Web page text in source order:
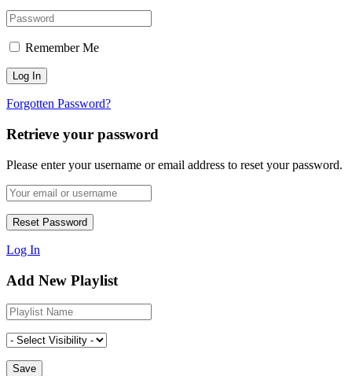
Remember Me
Forgotten Password?
Retrieve your password
Please enter your username or email address to reset your password.
Log In
Add New Playlist